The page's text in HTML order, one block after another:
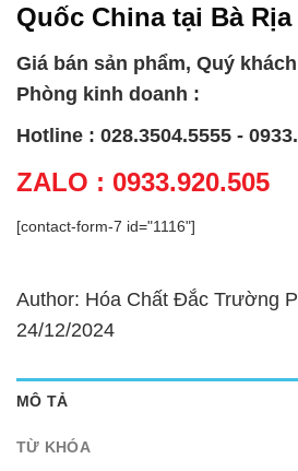
Quốc China tại Bà
Giá bán sản phẩm, Quý
Phòng kinh doanh :
Hotline : 028.3504.5555 -
ZALO : 0933.920.505
[contact-form-7 id="1116"]
Author: Hóa Chất Đắc Trường
24/12/2024
MÔ TẢ
TỪ KHÓA